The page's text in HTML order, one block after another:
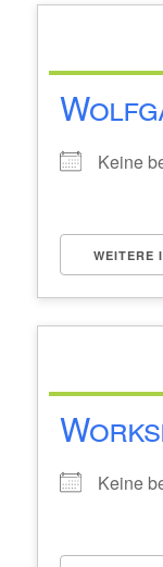
Keine
WEITERE
Keine